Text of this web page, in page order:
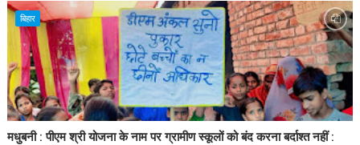
बिहार
मधुबनी : पीएम श्री योजना के नाम पर ग्रामीण स्कूलों को बंद करना बर्दाश्त नहीं :